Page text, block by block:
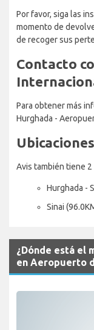
Por favor, siga las
momento de
de recoger sus
Contacto
Para obtener más
Hurghada -
Avis también tiene
Hurghada -
Sinai
¿Dónde está el
en Aeropuerto